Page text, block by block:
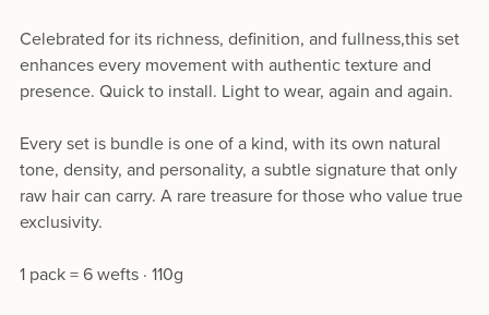
Celebrated for its richness, definition, and fullness,this set
enhances every movement with authentic texture and
presence. Quick to install. Light to wear, again and again.
Every set is bundle is one of a kind, with its own natural
tone, density, and personality, a subtle signature that only
raw hair can carry. A rare treasure for those who value true
exclusivity.
1 pack = 6 wefts · 110g